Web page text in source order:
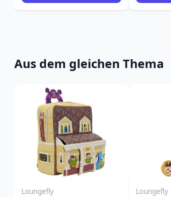
Aus dem gleichen Thema
Loungefly Loungefly